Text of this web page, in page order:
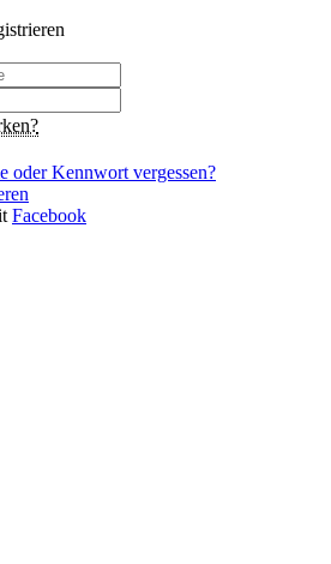
oder Kennwort vergessen?
Facebook